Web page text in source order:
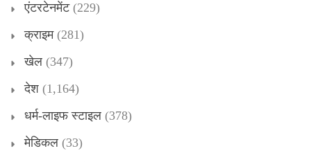
एंटरटेनमेंट(229)
क्राइम(281)
खेल (347)
देश (1,164)
धर्म-लाइफ स्टाइल (378)
मेडिकल (33)